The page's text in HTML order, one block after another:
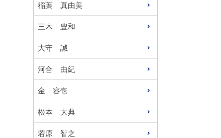
稲葉 真由美
三木 豊和
大守 誠
河合 由紀
金 容壱
松本 大典
若原 智之